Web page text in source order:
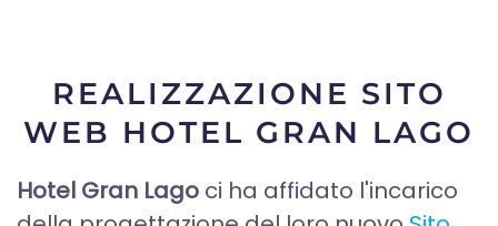
REALIZZAZIONE SITO
WEB HOTEL GRAN LAGO
Hotel Gran Lago ci ha affidato l'incarico